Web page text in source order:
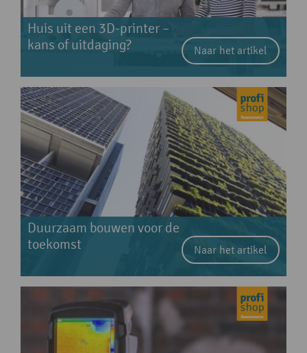
Huis uit een 3D-printer –
kans of uitdaging?
Naar het artikel
Duurzaam bouwen voor de
toekomst
Naar het artikel